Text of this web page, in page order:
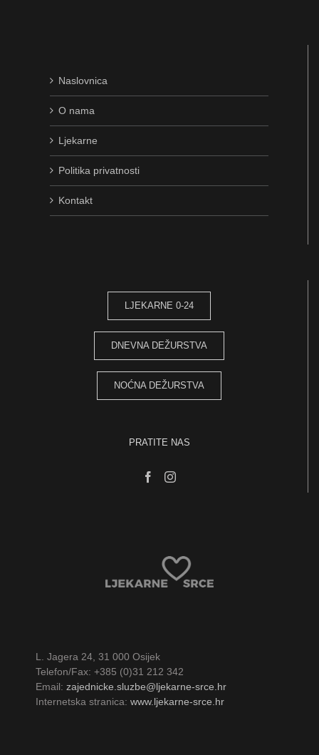
Naslovnica
O nama
Ljekarne
Politika privatnosti
Kontakt
LJEKARNE 0-24
DNEVNA DEŽURSTVA
NOĆNA DEŽURSTVA
PRATITE NAS
L. Jagera 24, 31 000 Osijek
Telefon/Fax: +385 (0)31 212 342
Email: zajednicke.sluzbe@ljekarne-srce.hr
Internetska stranica: www.ljekarne-srce.hr